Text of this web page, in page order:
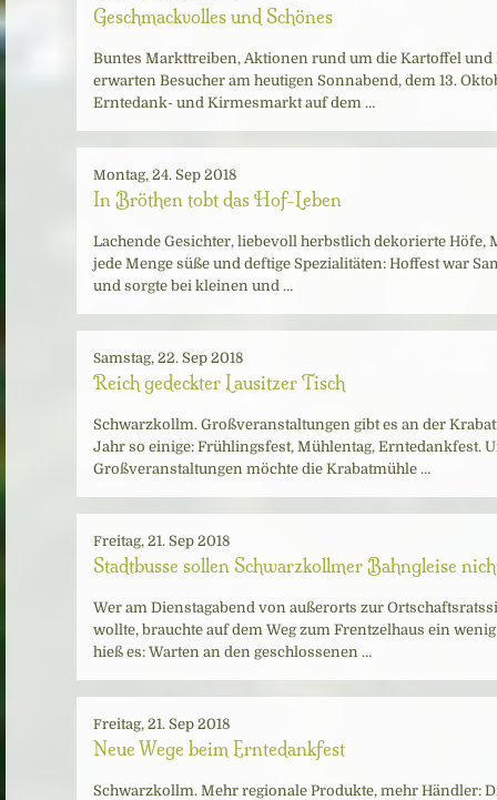
Geschmackvolles und Schönes
Buntes Markttreiben, Aktionen rund um die Kartoffel und
erwarten Besucher am heutigen Sonnabend, dem 13.
Erntedank- und Kirmesmarkt auf dem …
Montag, 24. Sep 2018
In Bröthen tobt das Hof-Leben
Lachende Gesichter, liebevoll herbstlich dekorierte Höfe,
jede Menge süße und deftige Spezialitäten: Hoffest war
und sorgte bei kleinen und …
Samstag, 22. Sep 2018
Reich gedeckter Lausitzer Tisch
Schwarzkollm. Großveranstaltungen gibt es an der
Jahr so einige: Frühlingsfest, Mühlentag, Erntedankfest.
Großveranstaltungen möchte die Krabatmühle …
Freitag, 21. Sep 2018
Stadtbusse sollen Schwarzkollmer Bahngleise
Wer am Dienstagabend von außerorts zur
wollte, brauchte auf dem Weg zum Frentzelhaus ein
hieß es: Warten an den geschlossenen …
Freitag, 21. Sep 2018
Neue Wege beim Erntedankfest
Schwarzkollm. Mehr regionale Produkte, mehr Händler: